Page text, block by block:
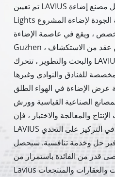
تم تعيين LAVIUS من قبل مصنع إضاءة Zhongshan G-
Lights كعلامة تجارية عالية الجودة لإضاءة المشروع
، ويقع في عاصمة الإضاءة ،
Guzhen ، الصين. وفقا لأكثر من عقد من الاستكشاف
والبحث والتطوير ، تتحرك LAVIUS نحو العلامة التجارية العليا
للفنادق والنوادي وغيرها
عرض الإضاءة في الهواء الطلق
الصناعية القياسية وورش
والمعالجة والاختبار ، فإن
LAVIUS لديها إدارة النزاهة ، وتستمر في التركيز على التحدي
حل وخدمة تنافسية. سيحصل
Lavius الأعمال : الفنادق والفيلات والعقارات والمنتجعات